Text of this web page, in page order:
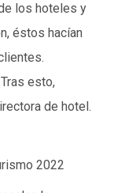
los hoteles y
éstos hacían
esto,
de hotel.
2022